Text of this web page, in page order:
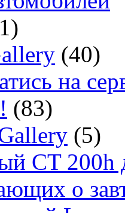
(40)
на
(83)
(5)
CT 200h
о